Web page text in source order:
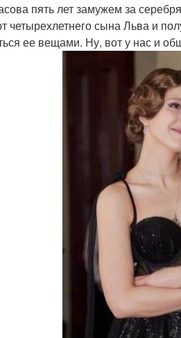
пять лет замужем за
четырехлетнего сына Льва и
ее вещами. Ну, вот у нас и